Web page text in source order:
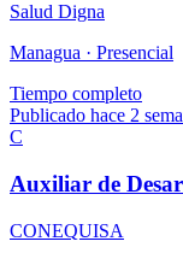
Salud Digna
Managua · Presencial
Tiempo completo
Publicado hace 2
C
Auxiliar de
CONEQUISA